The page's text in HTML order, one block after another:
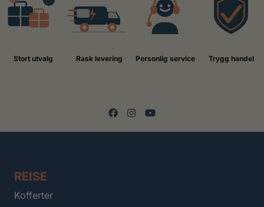
Stort utvalg Rask levering Personlig service Trygg handel
REISE
Kofferter